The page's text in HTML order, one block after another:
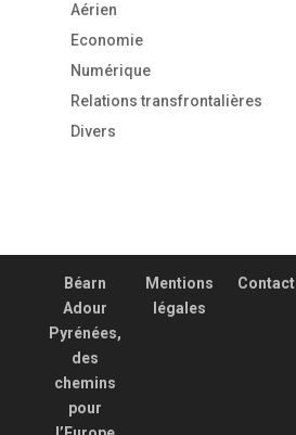
Aérien
Economie
Numérique
Relations transfrontalières
Divers
Béarn
Adour
Pyrénées,
des
chemins
pour
Mentions
légales
Contact